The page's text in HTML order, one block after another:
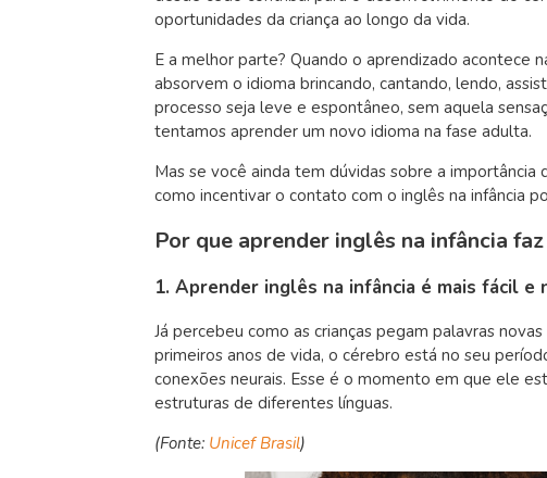
oportunidades da criança ao longo da vida.
E a melhor parte? Quando o aprendizado acontece
absorvem o idioma brincando, cantando, lendo,
processo seja leve e espontâneo, sem aquela
tentamos aprender um novo idioma na fase adulta.
Mas se você ainda tem dúvidas sobre a
como incentivar o contato com o inglês na infância
Por que aprender inglês na infância
1. Aprender inglês na infância é mais fácil e
Já percebeu como as crianças pegam palavras
primeiros anos de vida, o cérebro está no seu
conexões neurais. Esse é o momento em que ele
estruturas de diferentes línguas.
(Fonte: Unicef Brasil)